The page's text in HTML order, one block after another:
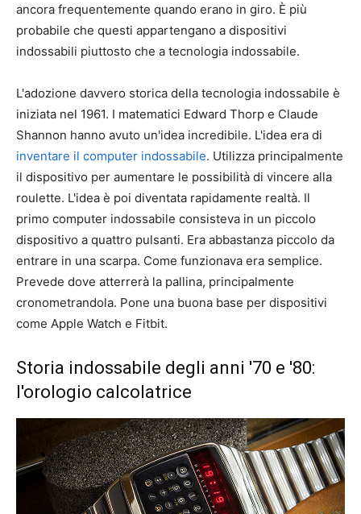
ancora frequentemente quando erano in giro. È più
probabile che questi appartengano a dispositivi
indossabili piuttosto che a tecnologia indossabile.
L'adozione davvero storica della tecnologia indossabile è
iniziata nel 1961. I matematici Edward Thorp e Claude
Shannon hanno avuto un'idea incredibile. L'idea era di
inventare il computer indossabile. Utilizza principalmente
il dispositivo per aumentare le possibilità di vincere alla
roulette. L'idea è poi diventata rapidamente realtà. Il
primo computer indossabile consisteva in un piccolo
dispositivo a quattro pulsanti. Era abbastanza piccolo da
entrare in una scarpa. Come funzionava era semplice.
Prevede dove atterrerà la pallina, principalmente
cronometrandola. Pone una buona base per dispositivi
come Apple Watch e Fitbit.
Storia indossabile degli anni '70 e '80:
l'orologio calcolatrice